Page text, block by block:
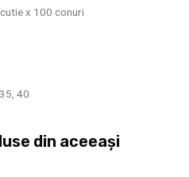
x 100 conuri
40
din aceeași